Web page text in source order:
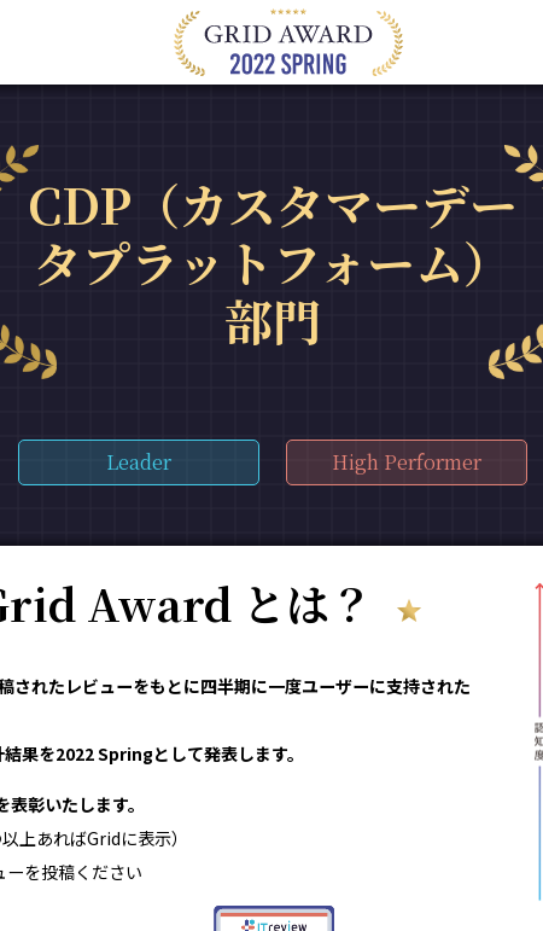
CDP（カスタマーデー
タプラットフォーム）
部門
Leader High Performer
Award とは？
れたレビューをもとに四半期に一度ユーザーに支持された
果を2022 Springとして発表します。
彰いたします。
上あればGridに表示）
を投稿ください